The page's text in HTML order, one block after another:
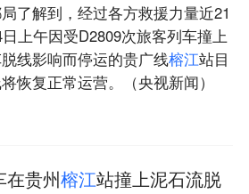
了解到，经过各方救援力量近21
上午因受D2809次旅客列车撞上
线影响而停运的贵广线榕江站目
恢复正常运营。（央视新闻）
在贵州榕江站撞上泥石流脱